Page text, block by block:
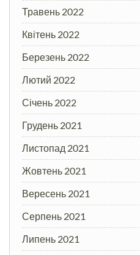
Травень 2022
Квітень 2022
Березень 2022
Лютий 2022
Січень 2022
Грудень 2021
Листопад 2021
Жовтень 2021
Вересень 2021
Серпень 2021
Липень 2021